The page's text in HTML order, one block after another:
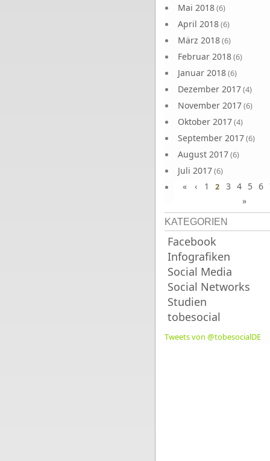
Mai 2018(6)
April 2018(6)
März 2018(6)
Februar 2018(6)
Januar 2018(6)
Dezember 2017(4)
November 2017(6)
Oktober 2017(4)
September 2017(6)
August 2017(6)
Juli 2017(6)
Juni 2017(6)
« ‹ 1 2 3 4 5 6
»
KATEGORIEN
Facebook
Infografiken
Social Media
Social Networks
Studien
tobesocial
Tweets von @tobesocialDE